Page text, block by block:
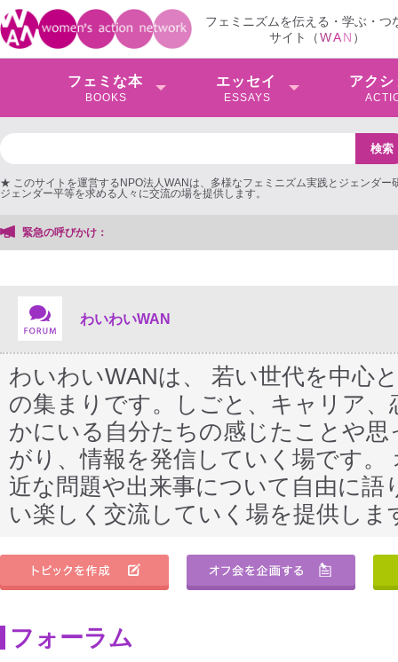
フェミニズムを伝える・学ぶ・つ
サイト（WAN ）
フェミな本
BOOKS
エッセイ
ESSAYS
アクシ
★ このサイトを運営するNPO法人WANは、多様なフェミニズム実践とジェンダー
ジェンダー平等を求める人々に交流の場を提供します。
緊急の呼びかけ：
わいわいWAN
わいわいWANは、 若い世代を中心
の集まりです。しごと、キャリア
かにいる自分たちの感じたことや
がり、情報を発信していく場です
近な問題や出来事について自由に
い楽しく交流していく場を提供しま
フォーラム